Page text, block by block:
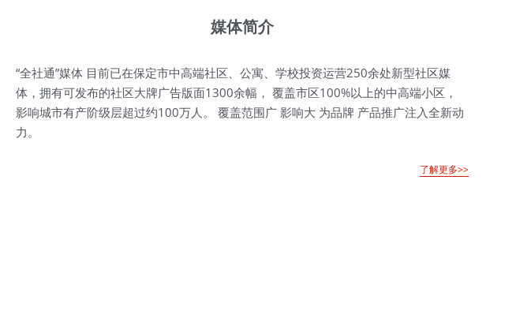
媒体简介
“全社通”媒体 目前已在保定市中高端社区、公寓、学校投资运营250余处新型社区媒
体，拥有可发布的社区大牌广告版面1300余幅， 覆盖市区100%以上的中高端小区，
影响城市有产阶级层超过约100万人。 覆盖范围广 影响大 为品牌 产品推广注入全新动
力。
了解更多>>